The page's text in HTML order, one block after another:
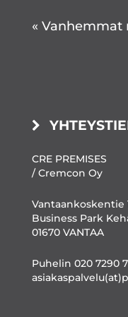
«
CRE PREMISES
/ Cremcon Oy
Vantaankoskentie
Business Park
01670 VANTAA
Puhelin 020 7290